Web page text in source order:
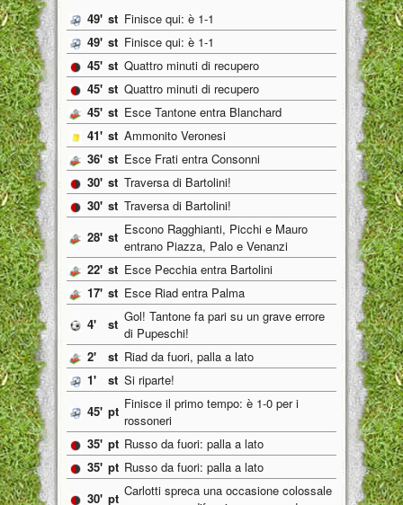
49' st Finisce qui: è 1-1
49' st Finisce qui: è 1-1
45' st Quattro minuti di recupero
45' st Quattro minuti di recupero
45' st Esce Tantone entra Blanchard
41' st Ammonito Veronesi
36' st Esce Frati entra Consonni
30' st Traversa di Bartolini!
30' st Traversa di Bartolini!
28' st Escono Ragghianti, Picchi e Mauro
entrano Piazza, Palo e Venanzi
22' st Esce Pecchia entra Bartolini
17' st Esce Riad entra Palma
4'
st Gol! Tantone fa pari su un grave errore
di Pupeschi!
2'
st Riad da fuori, palla a lato
1'
st Si riparte!
45' pt Finisce il primo tempo: è 1-0 per i
rossoneri
35' pt Russo da fuori: palla a lato
35' pt Russo da fuori: palla a lato
30' pt Carlotti spreca una occasione colossale